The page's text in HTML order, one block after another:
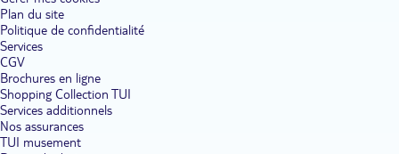
Plan du site
Politique de confidentialité
Services
CGV
Brochures en ligne
Shopping Collection TUI
Services additionnels
Nos assurances
TUI musement